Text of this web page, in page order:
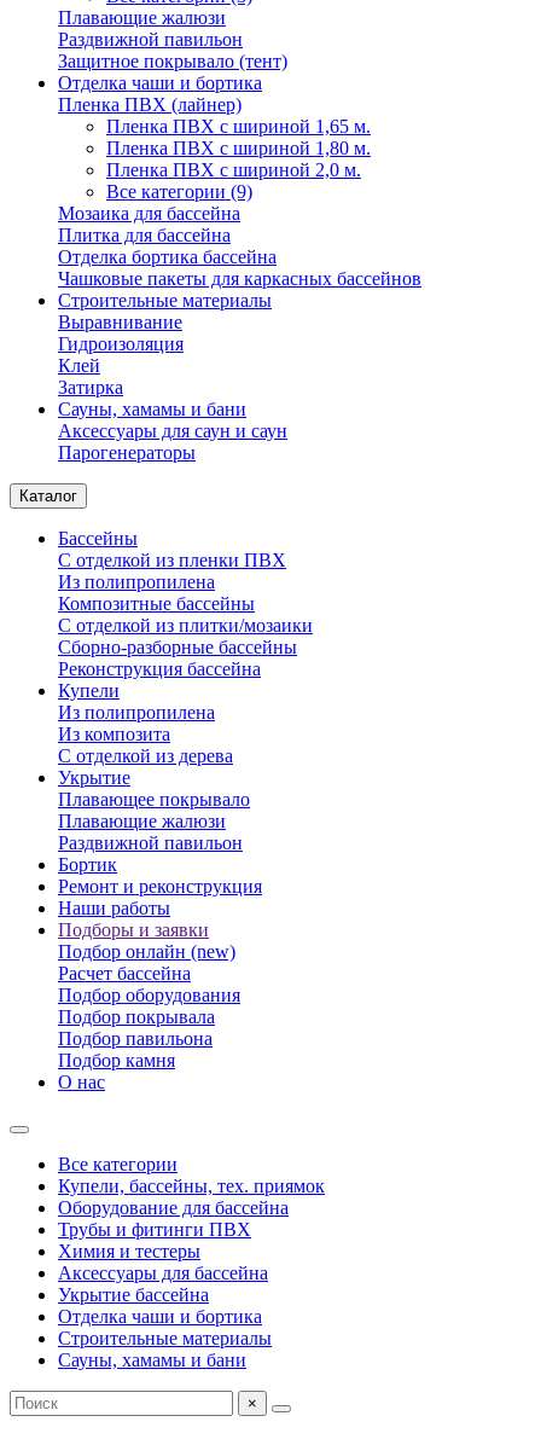
Плавающие жалюзи
Раздвижной павильон
Защитное покрывало (тент)
Отделка чаши и бортика
Пленка ПВХ (лайнер)
Пленка ПВХ с шириной 1,65 м.
Пленка ПВХ с шириной 1,80 м.
Пленка ПВХ с шириной 2,0 м.
Все категории (9)
Мозаика для бассейна
Плитка для бассейна
Отделка бортика бассейна
Чашковые пакеты для каркасных бассейнов
Строительные материалы
Выравнивание
Гидроизоляция
Клей
Затирка
Сауны, хамамы и бани
Аксессуары для саун и саун
Парогенераторы
Каталог
Бассейны
С отделкой из пленки ПВХ
Из полипропилена
Композитные бассейны
С отделкой из плитки/мозаики
Сборно-разборные бассейны
Реконструкция бассейна
Купели
Из полипропилена
Из композита
С отделкой из дерева
Укрытие
Плавающее покрывало
Плавающие жалюзи
Раздвижной павильон
Бортик
Ремонт и реконструкция
Наши работы
Подборы и заявки
Подбор онлайн (new)
Расчет бассейна
Подбор оборудования
Подбор покрывала
Подбор павильона
Подбор камня
О нас
Все категории
Купели, бассейны, тех. приямок
Оборудование для бассейна
Трубы и фитинги ПВХ
Химия и тестеры
Аксессуары для бассейна
Укрытие бассейна
Отделка чаши и бортика
Строительные материалы
Сауны, хамамы и бани
×